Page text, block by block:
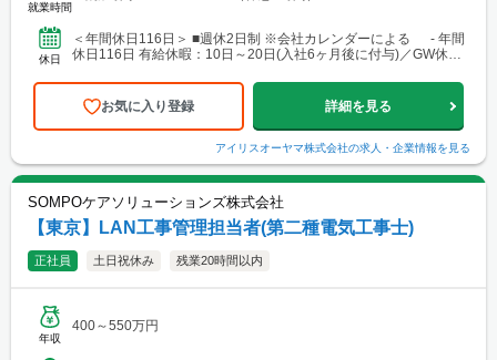
就業時間
休日
＜年間休日116日＞ ■週休2日制 ※会社カレンダーによる - 年間
休日116日 有給休暇：10日～20日(入社6ヶ月後に付与)／GW休暇
お気に入り登録 詳細を見る
アイリスオーヤマ株式会社の求人・企業情報を見る
SOMPOケアソリューションズ株式会社
【東京】LAN工事管理担当者(第二種電気工事士)
正社員 土日祝休み 残業20時間以内
年収
400～550万円